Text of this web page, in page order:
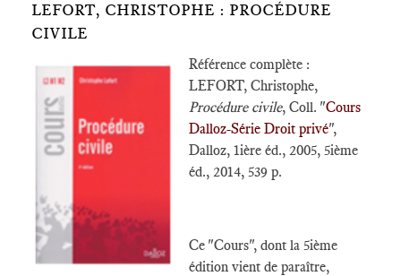
LEFORT, CHRISTOPHE : PROCÉDURE
CIVILE
Référence complète :
LEFORT, Christophe,
Procédure civile, Coll. "Cours
Dalloz-Série Droit privé",
Dalloz, 1ière éd., 2005, 5ième
éd., 2014, 539 p.
Ce "Cours", dont la 5ième
édition vient de paraître,